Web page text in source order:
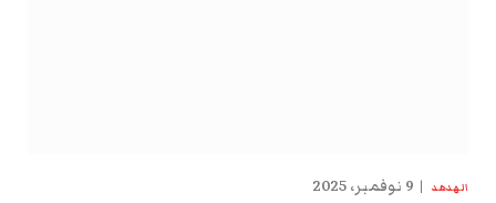
الهدهد 9 نوفمبر، 2025